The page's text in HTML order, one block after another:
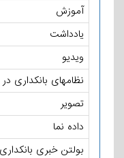
آموزش
یادداشت
ویدیو
نظامهای بانکداری
تصویر
داده نما
بولتن خبری